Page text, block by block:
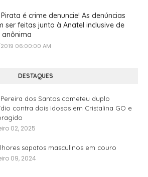
é crime denuncie! As denúncias
ser feitas junto à Anatel inclusive de
06:00:00 AM
DESTAQUES
dos Santos cometeu duplo
contra dois idosos em Cristalina GO e
02, 2025
sapatos masculinos em couro
09, 2024